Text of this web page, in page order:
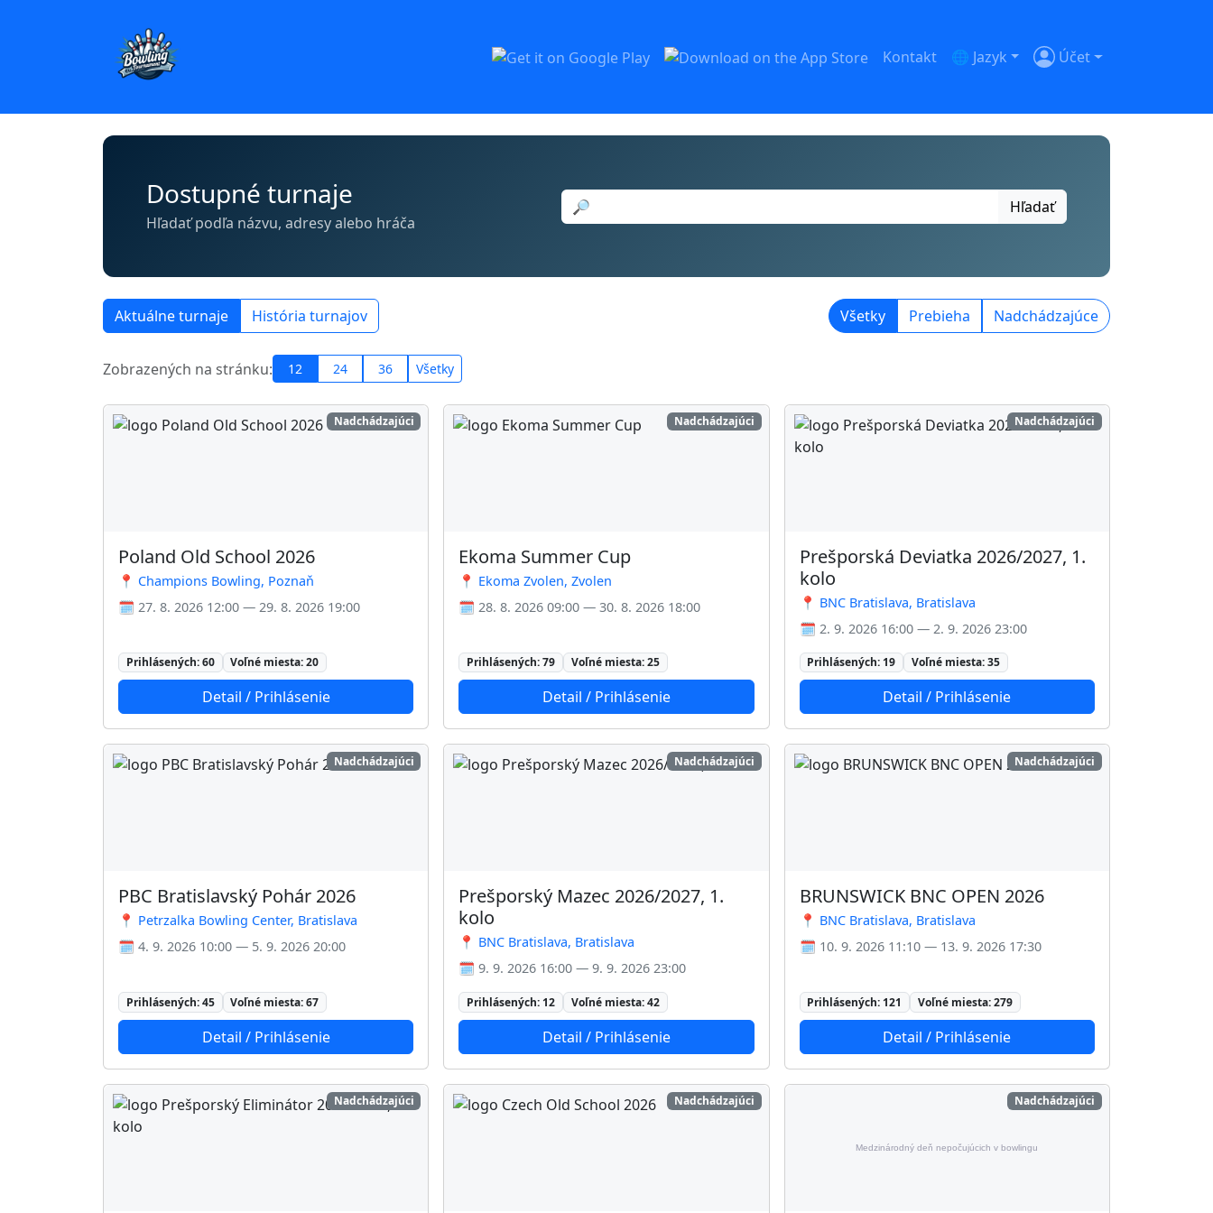
Kontakt 🌐 Jazyk Účet
Dostupné turnaje
Hľadať podľa názvu, adresy alebo hráča
🔎 Hľadať
Aktuálne turnaje História turnajov Všetky Prebieha Nadchádzajúce
Zobrazených na stránku: 12 24 36 Všetky
Nadchádzajúci
Poland Old School 2026
📍 Champions Bowling, Poznaň
🗓️ 27. 8. 2026 12:00 — 29. 8. 2026 19:00
Prihlásených: 60 Voľné miesta: 20
Detail / Prihlásenie
Nadchádzajúci
Ekoma Summer Cup
📍 Ekoma Zvolen, Zvolen
🗓️ 28. 8. 2026 09:00 — 30. 8. 2026 18:00
Prihlásených: 79 Voľné miesta: 25
Detail / Prihlásenie
Nadchádzajúci
Prešporská Deviatka 2026/2027, 1.
kolo
📍 BNC Bratislava, Bratislava
🗓️ 2. 9. 2026 16:00 — 2. 9. 2026 23:00
Prihlásených: 19 Voľné miesta: 35
Detail / Prihlásenie
Nadchádzajúci
PBC Bratislavský Pohár 2026
📍 Petrzalka Bowling Center, Bratislava
🗓️ 4. 9. 2026 10:00 — 5. 9. 2026 20:00
Prihlásených: 45 Voľné miesta: 67
Detail / Prihlásenie
Nadchádzajúci
Prešporský Mazec 2026/2027, 1.
kolo
📍 BNC Bratislava, Bratislava
🗓️ 9. 9. 2026 16:00 — 9. 9. 2026 23:00
Prihlásených: 12 Voľné miesta: 42
Detail / Prihlásenie
Nadchádzajúci
BRUNSWICK BNC OPEN 2026
📍 BNC Bratislava, Bratislava
🗓️ 10. 9. 2026 11:10 — 13. 9. 2026 17:30
Prihlásených: 121 Voľné miesta: 279
Detail / Prihlásenie
Nadchádzajúci Nadchádzajúci Nadchádzajúci